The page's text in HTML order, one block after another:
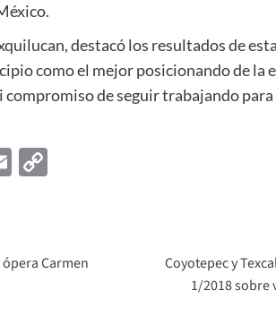
destacó los resultados de
como el mejor posicionando de la
compromiso de seguir trabajando
Email
Carmen
Coyotepec y
1/2018 sobre